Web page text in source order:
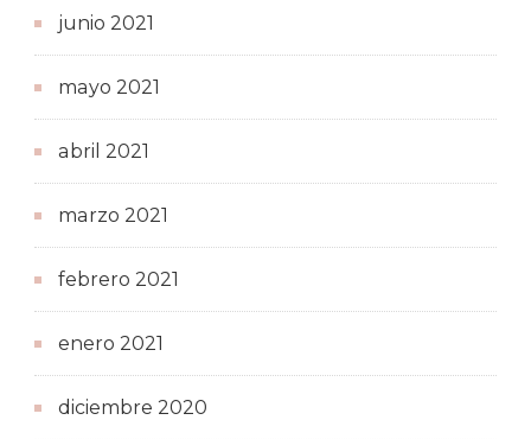
junio 2021
mayo 2021
abril 2021
marzo 2021
febrero 2021
enero 2021
diciembre 2020